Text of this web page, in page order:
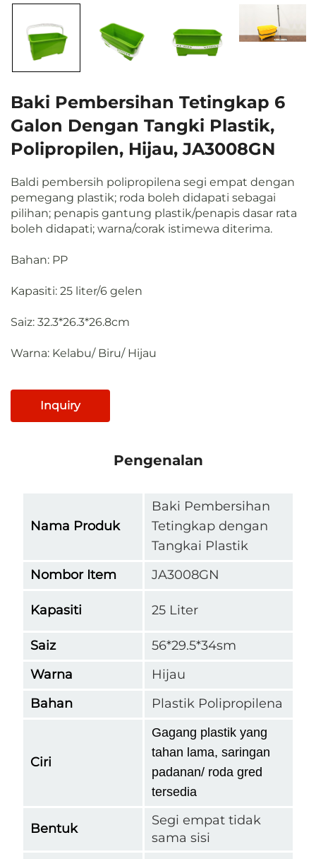
Baki Pembersihan Tetingkap 6
Galon Dengan Tangki Plastik,
Polipropilen, Hijau, JA3008GN
Baldi pembersih polipropilena segi empat dengan
pemegang plastik; roda boleh didapati sebagai
pilihan; penapis gantung plastik/penapis dasar rata
boleh didapati; warna/corak istimewa diterima.
Bahan: PP
Kapasiti: 25 liter/6 gelen
Saiz: 32.3*26.3*26.8cm
Warna: Kelabu/ Biru/ Hijau
Inquiry
Pengenalan
Nama Produk
Baki Pembersihan
Tetingkap dengan
Tangkai Plastik
Nombor Item
JA3008GN
Kapasiti 25 Liter
Saiz
56*29.5*34sm
Warna
Hijau
Bahan
Plastik Polipropilena
Ciri
Gagang plastik yang
tahan lama, saringan
padanan/ roda gred
tersedia
Bentuk
Segi empat tidak
sama sisi